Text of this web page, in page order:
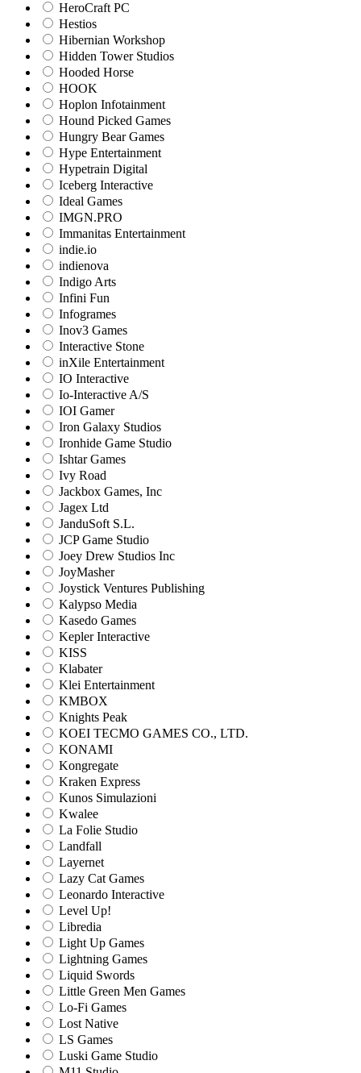
HeroCraft PC
Hestios
Hibernian Workshop
Hidden Tower Studios
Hooded Horse
HOOK
Hoplon Infotainment
Hound Picked Games
Hungry Bear Games
Hype Entertainment
Hypetrain Digital
Iceberg Interactive
Ideal Games
IMGN.PRO
Immanitas Entertainment
indie.io
indienova
Indigo Arts
Infini Fun
Infogrames
Inov3 Games
Interactive Stone
inXile Entertainment
IO Interactive
Io-Interactive A/S
IOI Gamer
Iron Galaxy Studios
Ironhide Game Studio
Ishtar Games
Ivy Road
Jackbox Games, Inc
Jagex Ltd
JanduSoft S.L.
JCP Game Studio
Joey Drew Studios Inc
JoyMasher
Joystick Ventures Publishing
Kalypso Media
Kasedo Games
Kepler Interactive
KISS
Klabater
Klei Entertainment
KMBOX
Knights Peak
KOEI TECMO GAMES CO., LTD.
KONAMI
Kongregate
Kraken Express
Kunos Simulazioni
Kwalee
La Folie Studio
Landfall
Layernet
Lazy Cat Games
Leonardo Interactive
Level Up!
Libredia
Light Up Games
Lightning Games
Liquid Swords
Little Green Men Games
Lo-Fi Games
Lost Native
LS Games
Luski Game Studio